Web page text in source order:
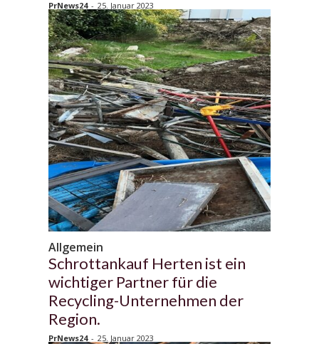
PrNews24 - 25. Januar 2023
Allgemein
Schrottankauf Herten ist ein
wichtiger Partner für die
Recycling-Unternehmen der
Region.
PrNews24 - 25. Januar 2023